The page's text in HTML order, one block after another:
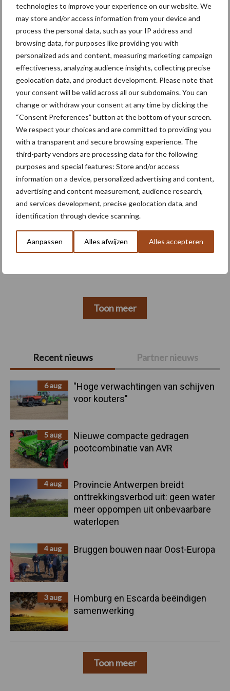
technologies to improve your experience on our website. We
may store and/or access information from your device and
process the personal data, such as your IP address and
browsing data, for purposes like providing you with
personalized ads and content, measuring marketing campaign
effectiveness, analyzing audience insights, collecting precise
geolocation data, and product development. Please note that
your consent will be valid across all our subdomains. You can
change or withdraw your consent at any time by clicking the
“Consent Preferences” button at the bottom of your screen.
We respect your choices and are committed to providing you
with a transparent and secure browsing experience. The
third-party vendors are processing data for the following
purposes and special features: Store and/or access
information on a device, personalized advertising and content,
advertising and content measurement, audience research,
and services development, precise geolocation data, and
identification through device scanning.
Aanpassen Alles afwijzen Alles accepteren
Primaire
Sidebar
Recent nieuws Partner nieuws
6 aug
"Hoge verwachtingen van schijven
voor kouters"
5 aug
Nieuwe compacte gedragen
pootcombinatie van AVR
4 aug
Provincie Antwerpen breidt
onttrekkingsverbod uit: geen water
meer oppompen uit onbevaarbare
waterlopen
4 aug Bruggen bouwen naar Oost-Europa
3 aug
Homburg en Escarda beëindigen
samenwerking
Toon meer
VGR Equipments uit de
startblokken
Onze test van de Massey
Ferguson 8S Xtra met
verbeterd comfort en
efficiëntie
Meer lezen over:
Maak uw keuze
Machines Duurzaamheid
Toon meer